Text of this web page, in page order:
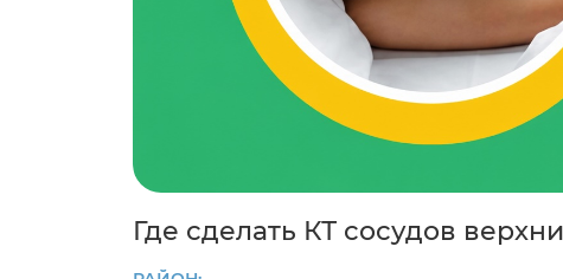
Где сделать КТ сосудов